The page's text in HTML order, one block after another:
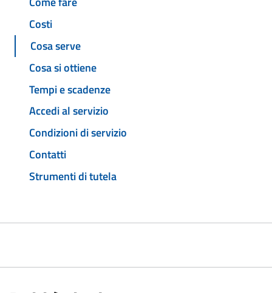
Costi
Cosa serve
Cosa si ottiene
Tempi e scadenze
Accedi al servizio
Condizioni di servizio
Contatti
Strumenti di tutela